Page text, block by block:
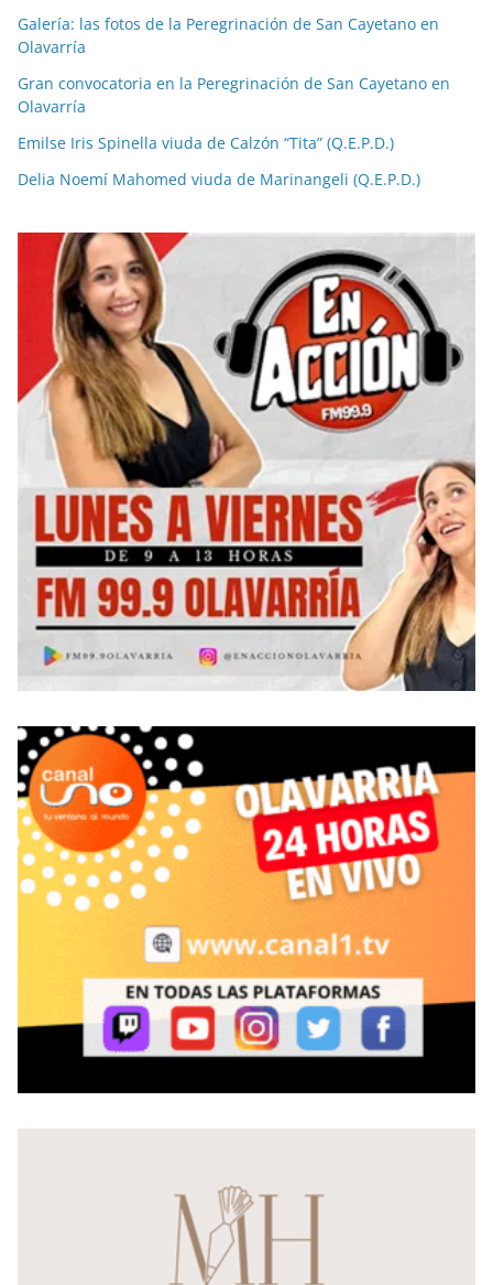
Galería: las fotos de la Peregrinación de San Cayetano en
Olavarría
Gran convocatoria en la Peregrinación de San Cayetano en
Olavarría
Emilse Iris Spinella viuda de Calzón “Tita” (Q.E.P.D.)
Delia Noemí Mahomed viuda de Marinangeli (Q.E.P.D.)